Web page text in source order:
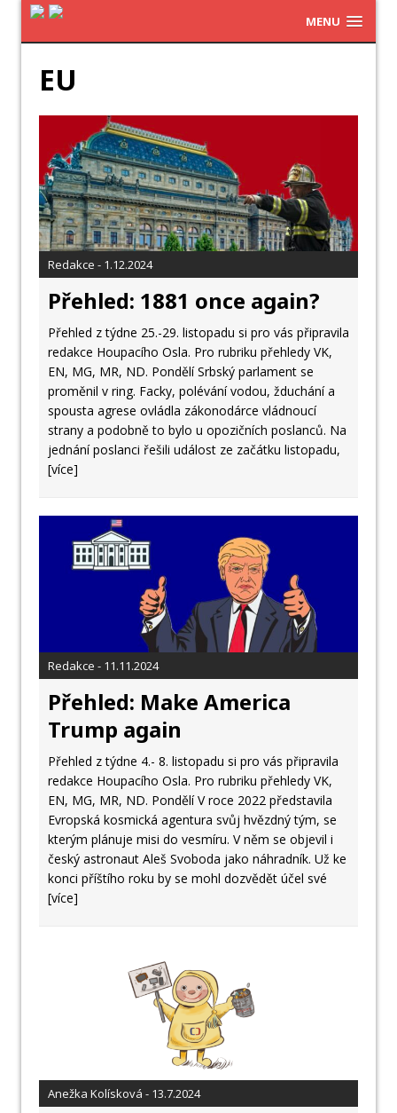
MENU
EU
Redakce - 1.12.2024
Přehled: 1881 once again?
Přehled z týdne 25.-29. listopadu si pro vás připravila
redakce Houpacího Osla. Pro rubriku přehledy VK,
EN, MG, MR, ND. Pondělí Srbský parlament se
proměnil v ring. Facky, polévání vodou, žduchání a
spousta agrese ovládla zákonodárce vládnoucí
strany a podobně to bylo u opozičních poslanců. Na
jednání poslanci řešili událost ze začátku listopadu,
[více]
Redakce - 11.11.2024
Přehled: Make America
Trump again
Přehled z týdne 4.- 8. listopadu si pro vás připravila
redakce Houpacího Osla. Pro rubriku přehledy VK,
EN, MG, MR, ND. Pondělí V roce 2022 představila
Evropská kosmická agentura svůj hvězdný tým, se
kterým plánuje misi do vesmíru. V něm se objevil i
český astronaut Aleš Svoboda jako náhradník. Už ke
konci příštího roku by se mohl dozvědět účel své
[více]
Anežka Kolísková - 13.7.2024